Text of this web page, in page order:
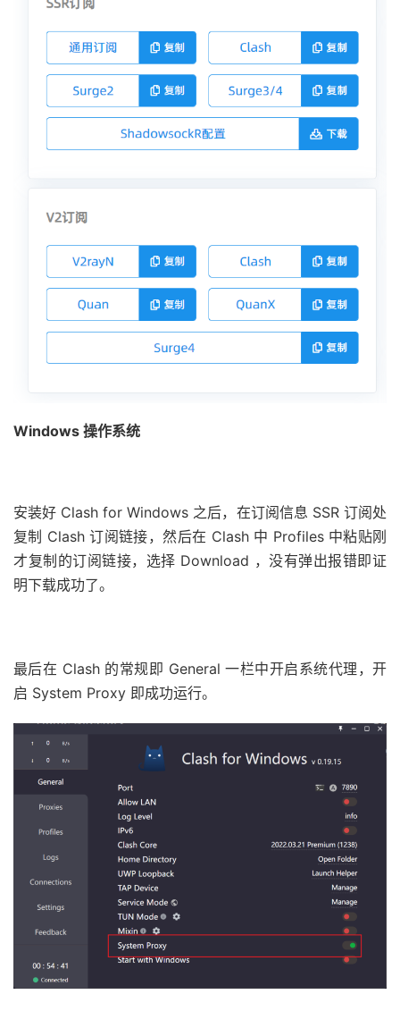
Windows 操作系统
安装好 Clash for Windows 之后，在订阅信息 SSR 订阅处
复制 Clash 订阅链接，然后在 Clash 中 Profiles 中粘贴刚
才复制的订阅链接，选择 Download ，没有弹出报错即证
明下载成功了。
最后在 Clash 的常规即 General 一栏中开启系统代理，开
启 System Proxy 即成功运行。